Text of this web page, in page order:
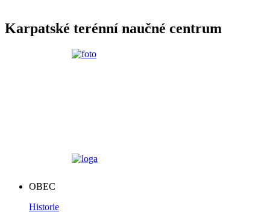
Karpatské terénní naučné centrum
OBEC
Historie